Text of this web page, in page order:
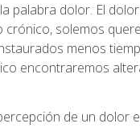
palabra dolor. El
solemos
menos
encontraremos
de un dolor